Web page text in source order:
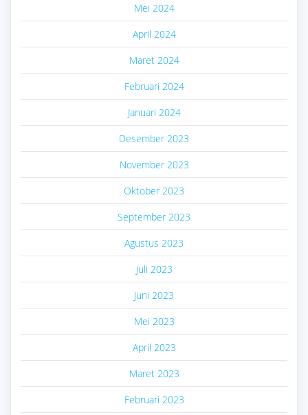
Mei 2024
April 2024
Maret 2024
Februari 2024
Januari 2024
Desember 2023
November 2023
Oktober 2023
September 2023
Agustus 2023
Juli 2023
Juni 2023
Mei 2023
April 2023
Maret 2023
Februari 2023